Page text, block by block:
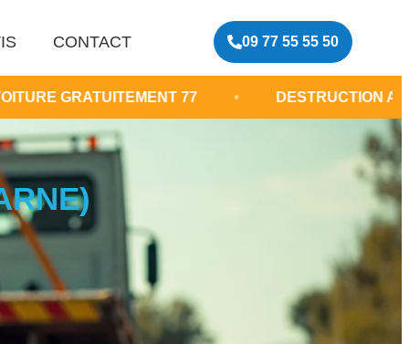
CONTACT 09 77 55 55 50
77 • DESTRUCTION AUTOMOBILE